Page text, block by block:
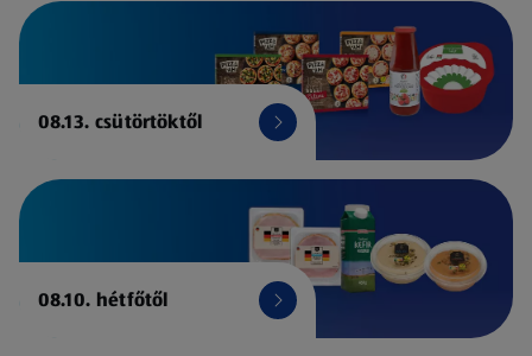
08.13. csütörtöktől
08.10. hétfőtől